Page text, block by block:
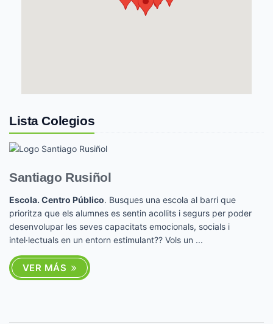
Lista Colegios
Santiago Rusiñol
Escola. Centro Público. Busques una escola al barri que
prioritza que els alumnes es sentin acollits i segurs per poder
desenvolupar les seves capacitats emocionals, socials i
intel·lectuals en un entorn estimulant?? Vols un ...
VER MÁS